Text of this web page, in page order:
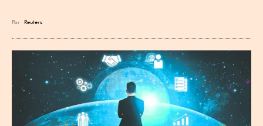
Por Reuters